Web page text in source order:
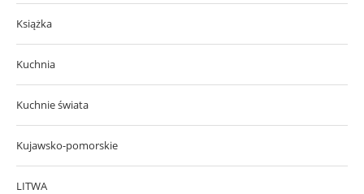
Książka
Kuchnia
Kuchnie świata
Kujawsko-pomorskie
LITWA